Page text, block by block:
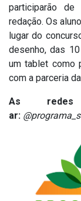
participarão
redação. Os
lugar do
desenho, das
um tablet como
com a parceria
As
ar: